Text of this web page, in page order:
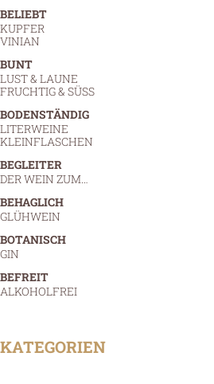
BELIEBT
KUPFER
VINIAN
BUNT
LUST & LAUNE
FRUCHTIG & SÜSS
BODENSTÄNDIG
LITERWEINE
KLEINFLASCHEN
BEGLEITER
DER WEIN ZUM…
BEHAGLICH
GLÜHWEIN
BOTANISCH
GIN
BEFREIT
ALKOHOLFREI
KATEGORIEN